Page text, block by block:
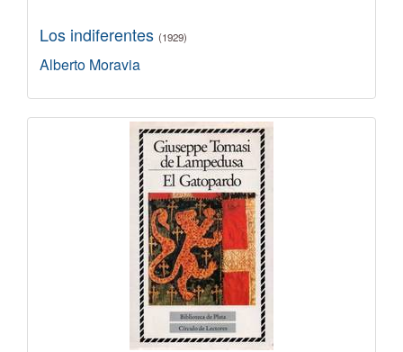
Los indiferentes (1929)
Alberto Moravia